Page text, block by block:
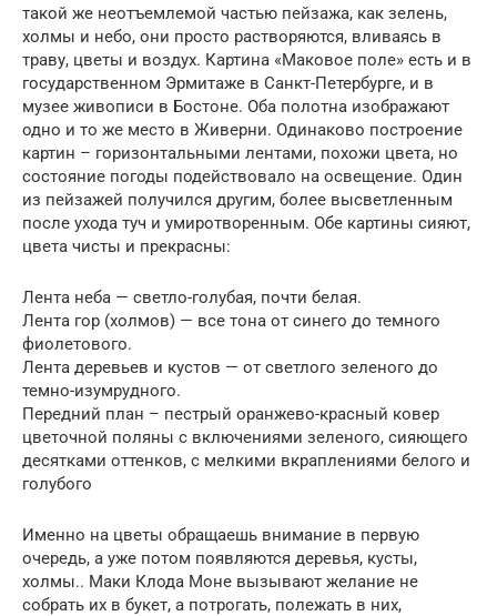
такой же неотъемлемой частью пейзажа, как зелень,
холмы и небо, они просто растворяются, вливаясь в
траву, цветы и воздух. Картина «Маковое поле» есть и в
государственном Эрмитаже в Санкт-Петербурге, и в
музее живописи в Бостоне. Оба полотна изображают
одно и то же место в Живерни. Одинаково построение
картин – горизонтальными лентами, похожи цвета, но
состояние погоды подействовало на освещение. Один
из пейзажей получился другим, более высветленным
после ухода туч и умиротворенным. Обе картины сияют,
цвета чисты и прекрасны:
Лента неба — светло-голубая, почти белая.
Лента гор (холмов) — все тона от синего до темного
фиолетового.
Лента деревьев и кустов — от светлого зеленого до
темно-изумрудного.
Передний план – пестрый оранжево-красный ковер
цветочной поляны с включениями зеленого, сияющего
десятками оттенков, с мелкими вкраплениями белого и
голубого
Именно на цветы обращаешь внимание в первую
очередь, а уже потом появляются деревья, кусты,
холмы.. Маки Клода Моне вызывают желание не
собрать их в букет, а потрогать, полежать в них,